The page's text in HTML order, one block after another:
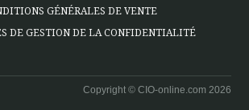
GÉNÉRALES DE VENTE
DE GESTION DE LA CONFIDENTIALITÉ
Copyright © CIO-online.com 2026